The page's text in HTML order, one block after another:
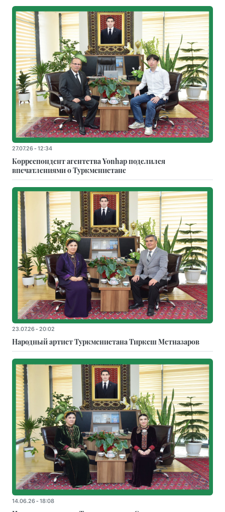
27.07.26 - 12:34
Корреспондент агентства Yonhap поделился
впечатлениями о Туркменистане
23.07.26 - 20:02
Народный артист Туркменистана Тиркеш Мeтназаров
14.06.26 - 18:08